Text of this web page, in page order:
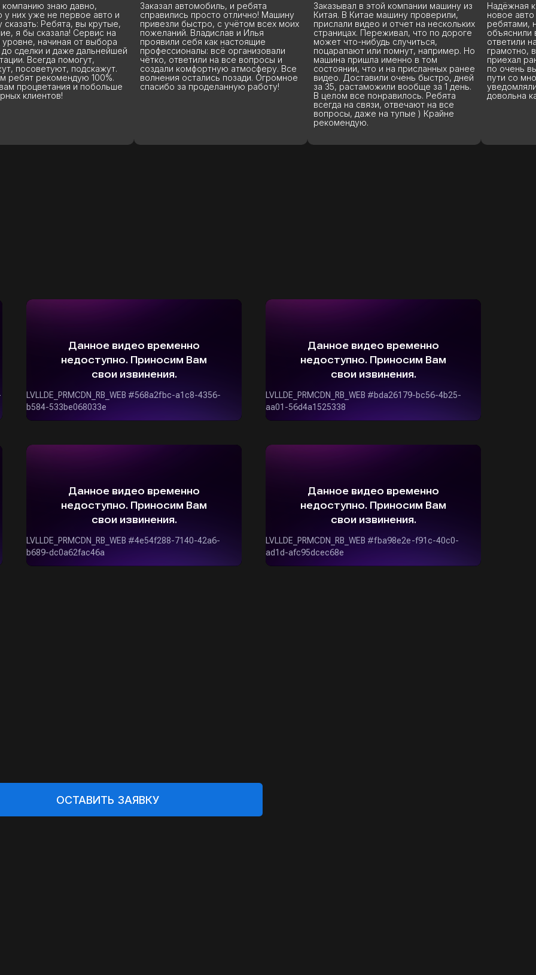
автомобиль, и ребята
просто отлично! Машину
быстро, с учётом всех моих
Владислав и Илья
себя как настоящие
всё организовали
на все вопросы и
комфортную атмосферу. Все
остались позади. Огромное
за проделанную работу!
Заказывал в этой компании машину из
Китая. В Китае машину проверили,
прислали видео и отчет на нескольких
страницах. Переживал, что по дороге
может что-нибудь случиться,
поцарапают или помнут, например. Но
машина пришла именно в том
состоянии, что и на присланных ранее
видео. Доставили очень быстро, дней
за 35, растаможили вообще за 1 день.
Надёжная компания. Решили купить
новое авто из Китая, связались с
ребятами, нам очень подробно
объяснили весь процесс покупки,
ответили на все мои вопросы очень
грамотно, вежливо и терпеливо. Авто
приехал раньше ожидаемого срока
по очень выгодной цене. Все время в
пути со мной держали связь и
уведомляли где машина. Я очень
довольна качеством всех услуг.
Советую
прошла
и
показали